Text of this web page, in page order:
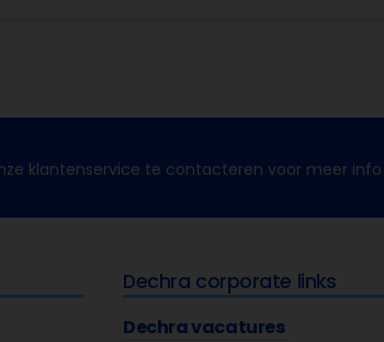
klantenservice te contacteren voor meer info
Dechra corporate links
Dechra vacatures